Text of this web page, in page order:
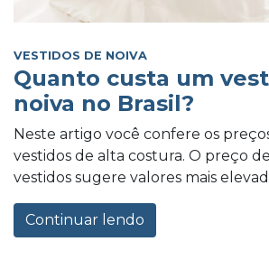
VESTIDOS DE NOIVA
Quanto custa um
noiva no Brasil?
Neste artigo você confere os
vestidos de alta costura. O preço
vestidos sugere valores mais
Continuar lendo